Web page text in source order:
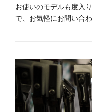
お使いのモデルも度入
で、お気軽にお問い合